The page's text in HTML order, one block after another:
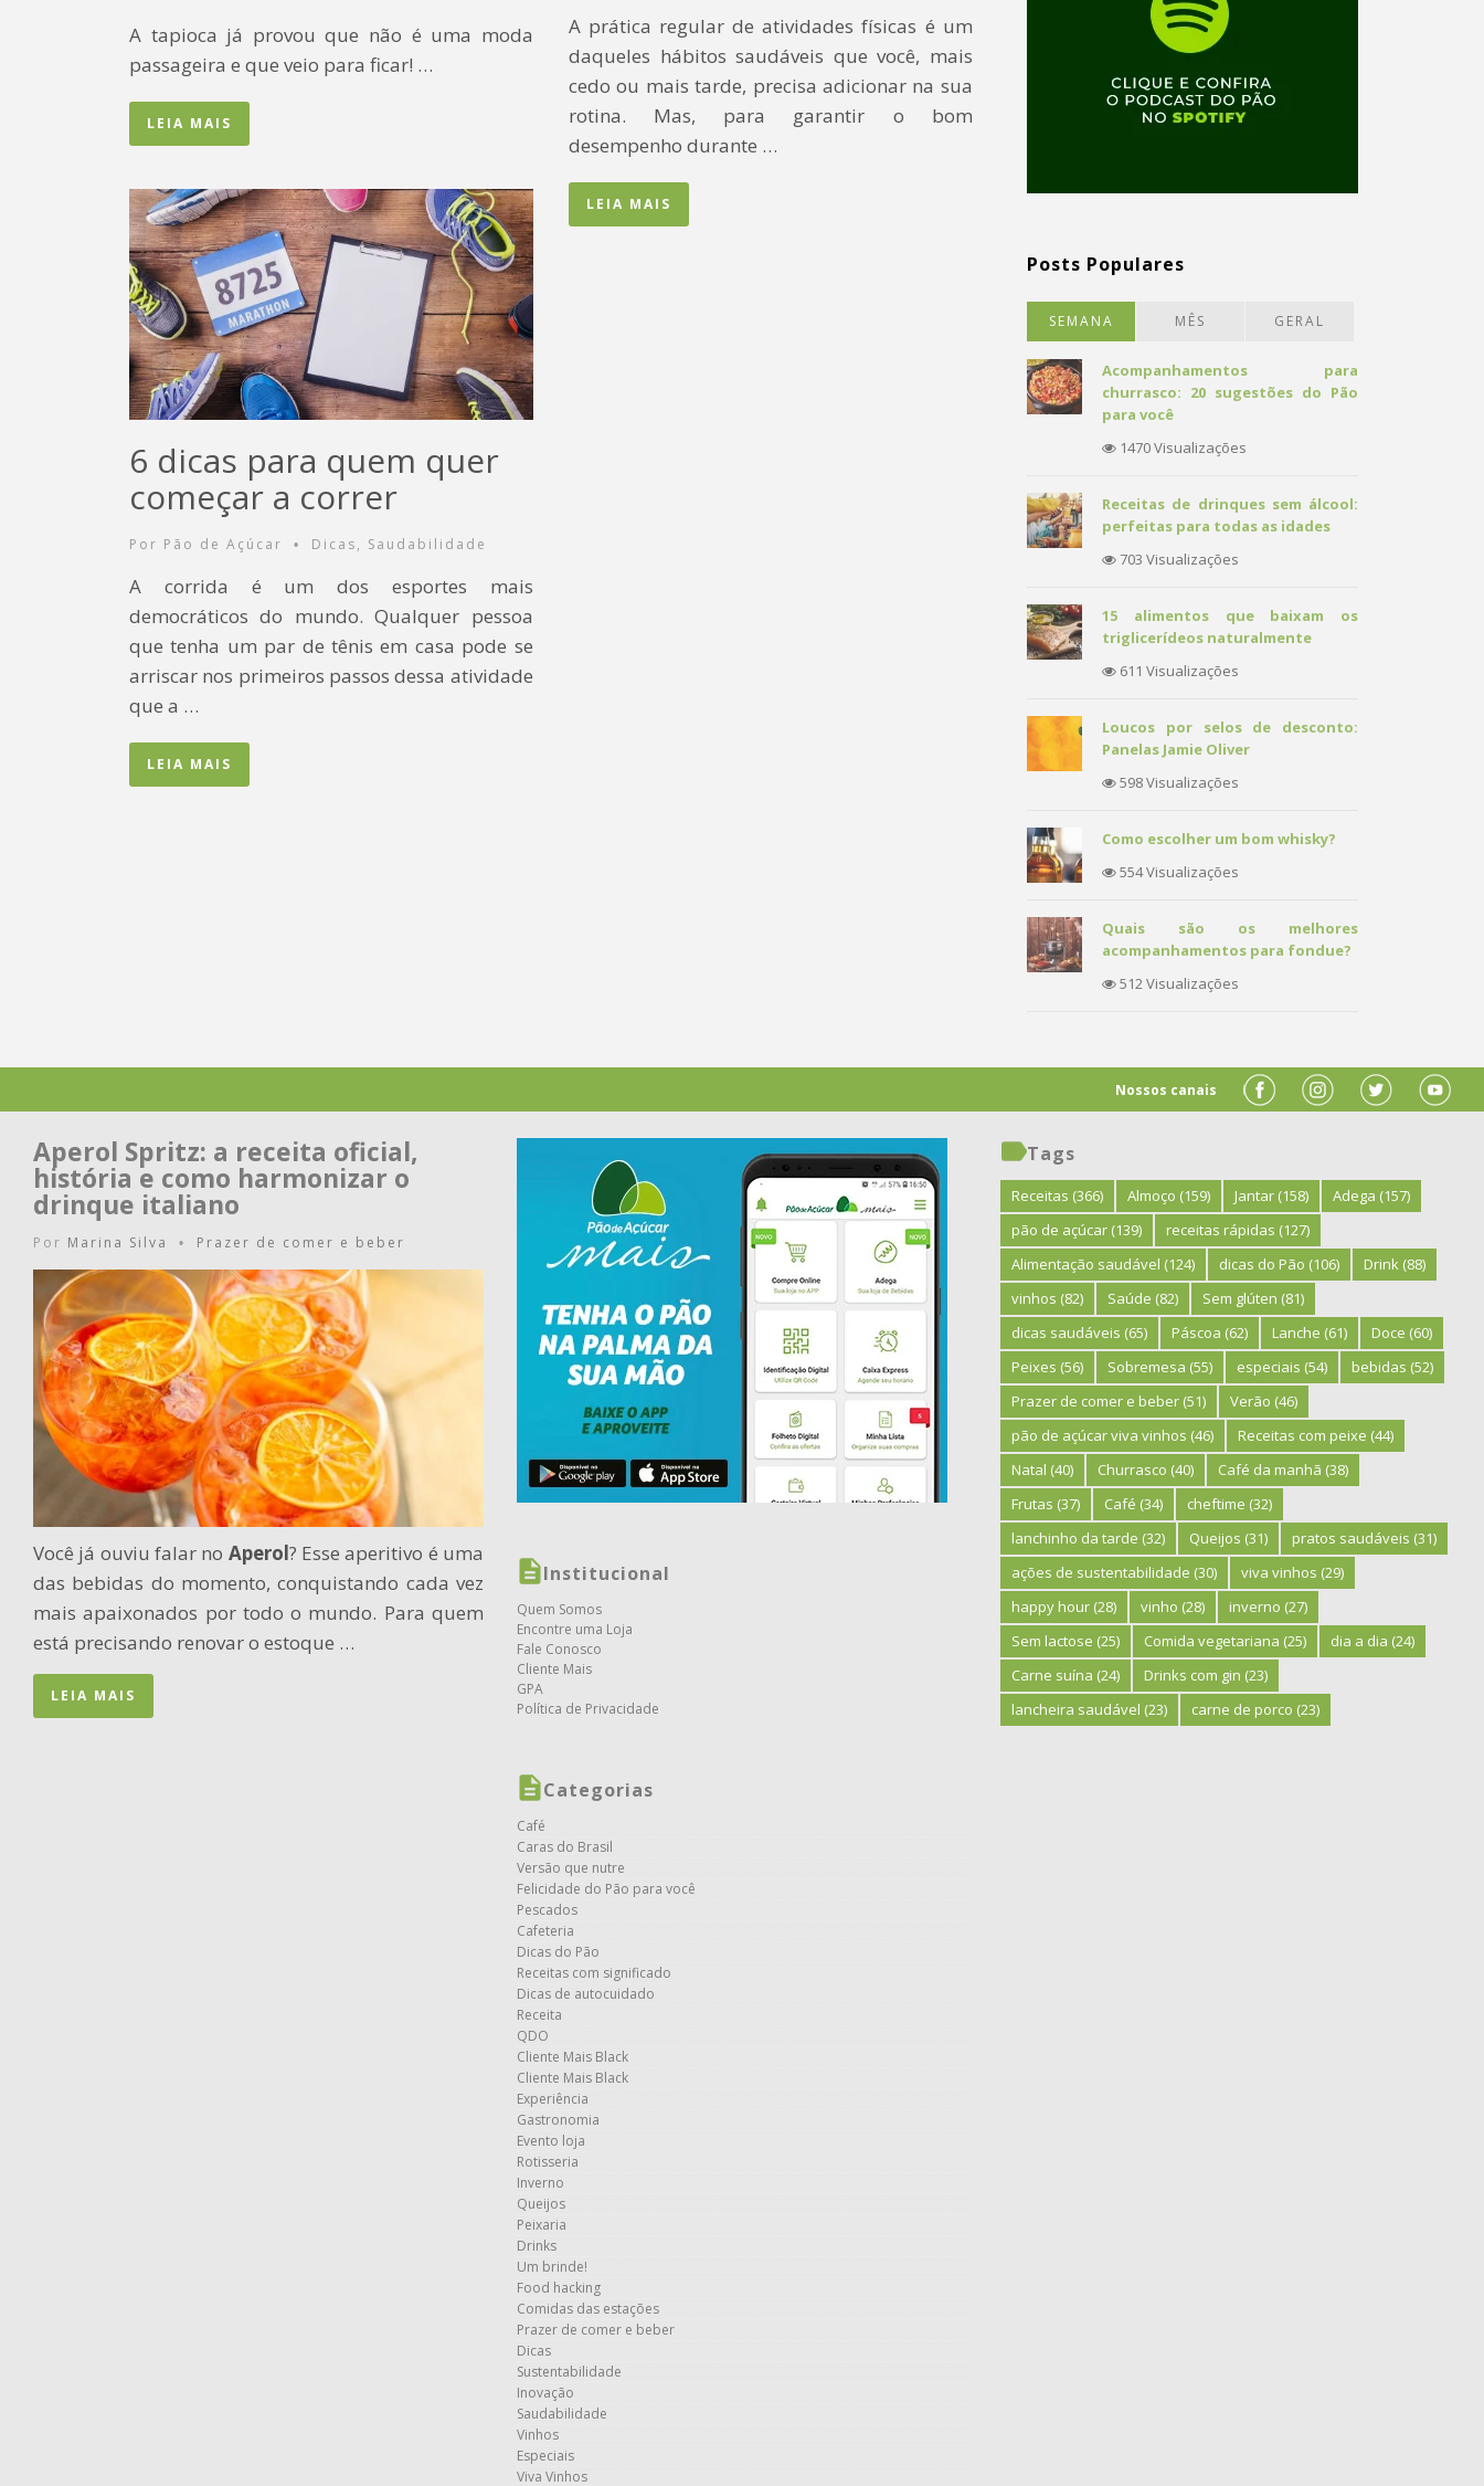
A tapioca já provou que não é uma moda
passageira e que veio para ficar! …
LEIA MAIS
A prática regular de atividades físicas é um
daqueles hábitos saudáveis que você, mais
cedo ou mais tarde, precisa adicionar na sua
rotina. Mas, para garantir o bom
desempenho durante …
LEIA MAIS
6 dicas para quem quer
começar a correr
Por Pão de Açúcar • Dicas, Saudabilidade
A corrida é um dos esportes mais
democráticos do mundo. Qualquer pessoa
que tenha um par de tênis em casa pode se
arriscar nos primeiros passos dessa atividade
que a …
LEIA MAIS
Posts Populares
SEMANA MÊS GERAL
Acompanhamentos para
churrasco: 20 sugestões do Pão
para você
1470 Visualizações
Receitas de drinques sem álcool:
perfeitas para todas as idades
703 Visualizações
15 alimentos que baixam os
triglicerídeos naturalmente
611 Visualizações
Loucos por selos de desconto:
Panelas Jamie Oliver
598 Visualizações
Como escolher um bom whisky?
554 Visualizações
Quais são os melhores
acompanhamentos para fondue?
512 Visualizações
Nossos canais
Aperol Spritz: a receita oficial,
história e como harmonizar o
drinque italiano
Por Marina Silva • Prazer de comer e beber
Você já ouviu falar no Aperol? Esse aperitivo é uma
das bebidas do momento, conquistando cada vez
mais apaixonados por todo o mundo. Para quem
está precisando renovar o estoque …
LEIA MAIS
Institucional
Quem Somos
Encontre uma Loja
Fale Conosco
Cliente Mais
GPA
Política de Privacidade
Categorias
Café
Caras do Brasil
Versão que nutre
Felicidade do Pão para você
Pescados
Cafeteria
Dicas do Pão
Receitas com significado
Dicas de autocuidado
Receita
QDO
Cliente Mais Black
Cliente Mais Black
Experiência
Gastronomia
Evento loja
Rotisseria
Inverno
Queijos
Peixaria
Drinks
Um brinde!
Food hacking
Comidas das estações
Prazer de comer e beber
Dicas
Sustentabilidade
Inovação
Saudabilidade
Vinhos
Especiais
Viva Vinhos
Tags
Receitas (366) Almoço (159) Jantar (158) Adega (157)
pão de açúcar (139) receitas rápidas (127)
Alimentação saudável (124) dicas do Pão (106) Drink (88)
vinhos (82) Saúde (82) Sem glúten (81)
dicas saudáveis (65) Páscoa (62) Lanche (61) Doce (60)
Peixes (56) Sobremesa (55) especiais (54) bebidas (52)
Prazer de comer e beber (51) Verão (46)
pão de açúcar viva vinhos (46) Receitas com peixe (44)
Natal (40) Churrasco (40) Café da manhã (38)
Frutas (37) Café (34) cheftime (32)
lanchinho da tarde (32) Queijos (31) pratos saudáveis (31)
ações de sustentabilidade (30) viva vinhos (29)
happy hour (28) vinho (28) inverno (27)
Sem lactose (25) Comida vegetariana (25) dia a dia (24)
Carne suína (24) Drinks com gin (23)
lancheira saudável (23) carne de porco (23)